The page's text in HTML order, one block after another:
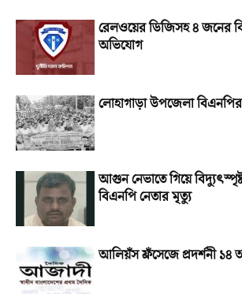
রেলওয়ের ডিজিসহ ৪ জনের
অভিযোগ
লোহাগাড়া উপজেলা বিএনপির
আগুন নেভাতে গিয়ে
বিএনপি নেতার মৃত্যু
আলিয়ঁস ফ্রঁসেজে প্রদর্শনী